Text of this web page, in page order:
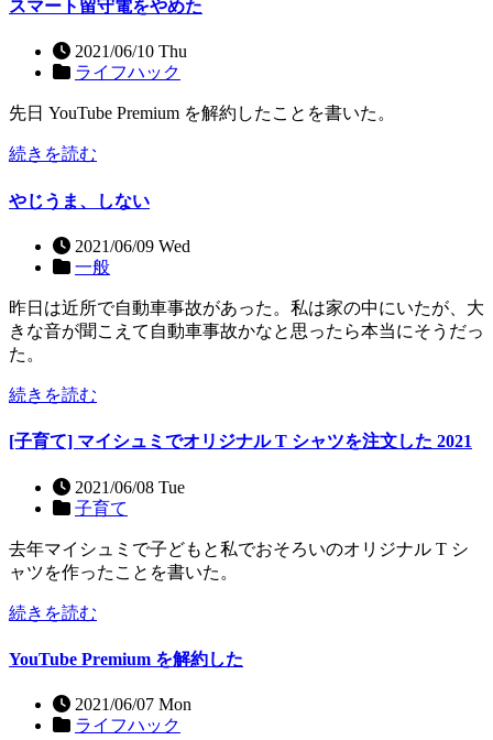
スマート留守電をやめた
2021/06/10 Thu
ライフハック
先日 YouTube Premium を解約したことを書いた。
続きを読む
やじうま、しない
2021/06/09 Wed
一般
昨日は近所で自動車事故があった。私は家の中にいたが、大
きな音が聞こえて自動車事故かなと思ったら本当にそうだっ
た。
続きを読む
[子育て] マイシュミでオリジナル T シャツを注文した 2021
2021/06/08 Tue
子育て
去年マイシュミで子どもと私でおそろいのオリジナル T シ
ャツを作ったことを書いた。
続きを読む
YouTube Premium を解約した
2021/06/07 Mon
ライフハック